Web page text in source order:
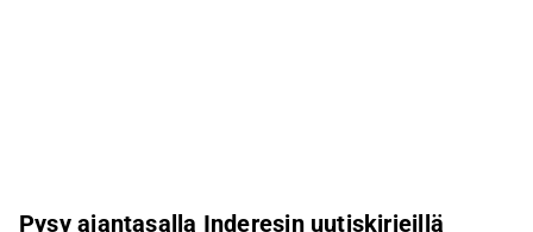
Pysy ajantasalla Inderesin uutiskirjeillä